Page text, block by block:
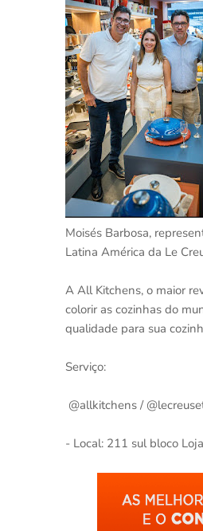
Moisés Barbosa,
Latina América da Le
A All Kitchens, o maior
colorir as cozinhas do
qualidade para sua
Serviço:
⁠@allkitchens /
- Local: 211 sul bloco